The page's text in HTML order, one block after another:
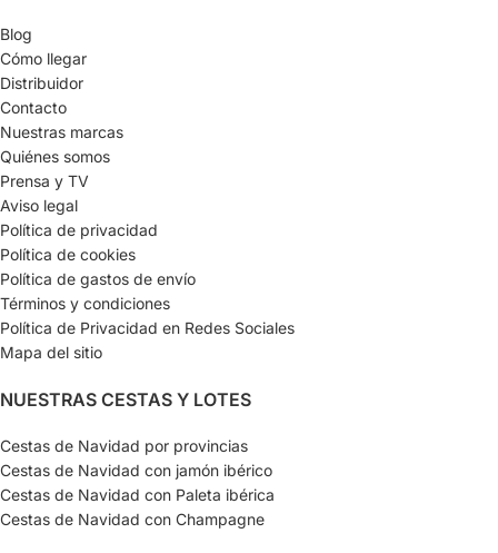
Blog
Cómo llegar
Distribuidor
Contacto
Nuestras marcas
Quiénes somos
Prensa y TV
Aviso legal
Política de privacidad
Política de cookies
Política de gastos de envío
Términos y condiciones
Política de Privacidad en Redes Sociales
Mapa del sitio
NUESTRAS CESTAS Y LOTES
Cestas de Navidad por provincias
Cestas de Navidad con jamón ibérico
Cestas de Navidad con Paleta ibérica
Cestas de Navidad con Champagne